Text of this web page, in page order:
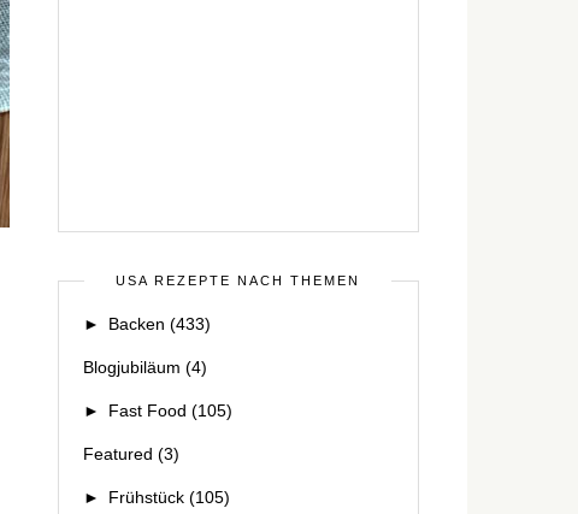
USA REZEPTE NACH THEMEN
► Backen (433)
Blogjubiläum (4)
► Fast Food (105)
Featured (3)
► Frühstück (105)